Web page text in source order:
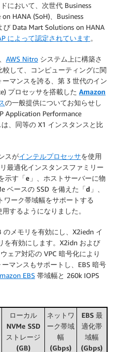
において、次世代 Business
HANA (SoH)、Business
び Data Mart Solutions on HANA
によって認定されています。
AWS Nitro システム上に構築さ
して、コンピューティングに関
マンスを誇る、第 3 世代のイン
プロセッサを搭載した Amazon
の一般提供についてお知らせし
Application Performance
、同等の X1 インスタンスと比
スがインテルプロセッサを使用
最適化インスタンスファミリー
示す「e 」、ホストサーバーに物
ベースの SSD を備えた「d 」、
ワーク帯域幅をサポートする
するようになりました。
メモリを有効にし、X2iedn イ
を有効にします。X2idn および
ェア対応の VPC 暗号化により
マンスもサポートし、EBS 暗号
EBS 帯域幅と 260k IOPS
ローカル
NVMe SSD
ストレージ
(GB)
ネットワ
ーク帯域
幅
(Gbps)
EBS 最
適化帯
域幅
(Gbps)